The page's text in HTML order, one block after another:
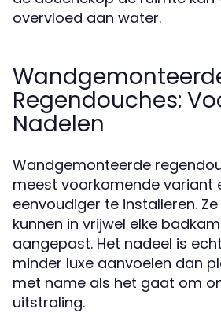
overvloed aan water.
Regendouches:
Nadelen
Wandgemonteerde
meest voorkomende variant
eenvoudiger te installeren.
kunnen in vrijwel elke
aangepast. Het nadeel is
minder luxe aanvoelen dan
met name als het gaat om
uitstraling.